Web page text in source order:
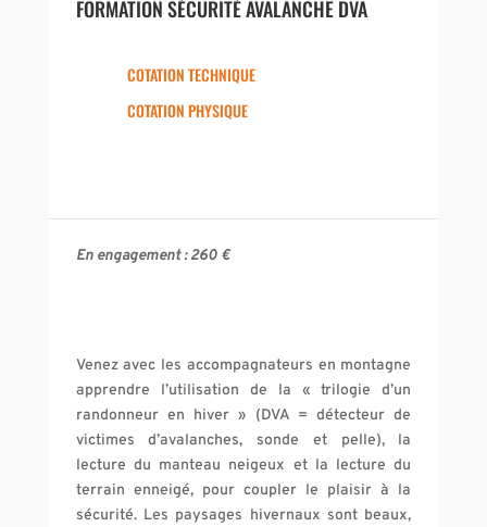
FORMATION SÉCURITÉ AVALANCHE DVA
COTATION TECHNIQUE
COTATION PHYSIQUE
En engagement :260€
Venez avec les accompagnateurs en montagne
apprendre l’utilisation de la « trilogie d’un
randonneur en hiver » (DVA = détecteur de
victimes d’avalanches, sonde et pelle), la
lecture du manteau neigeux et la lecture du
terrain enneigé, pour coupler le plaisir à la
sécurité. Les paysages hivernaux sont beaux,